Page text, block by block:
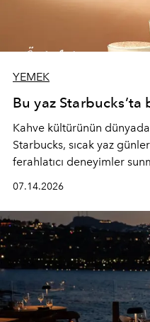
YEMEK
Bu yaz
Kahve kültürünün
Starbucks, sıcak yaz
ferahlatıcı deneyimler
yepyeni Cloud
ve yiyecek alternatifleri
07.14.2026